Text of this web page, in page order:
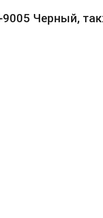
Черный,